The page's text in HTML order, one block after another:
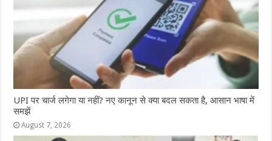
UPI पर चार्ज लगेगा या नहीं? नए कानून से क्या बदल सकता है, आसान भाषा में
समझें
August 7, 2026